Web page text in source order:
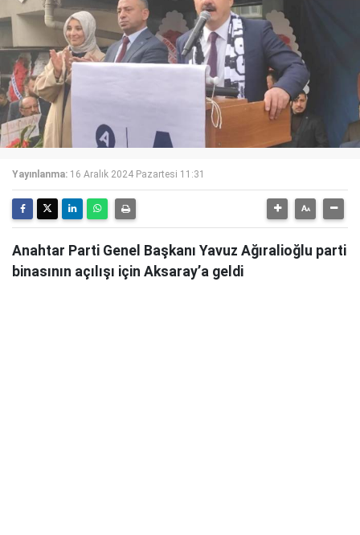
Yayınlanma: 16 Aralık 2024 Pazartesi 11:31
Anahtar Parti Genel Başkanı Yavuz Ağıralioğlu parti
binasının açılışı için Aksaray’a geldi